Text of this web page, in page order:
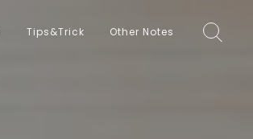
Tips&Trick Other Notes